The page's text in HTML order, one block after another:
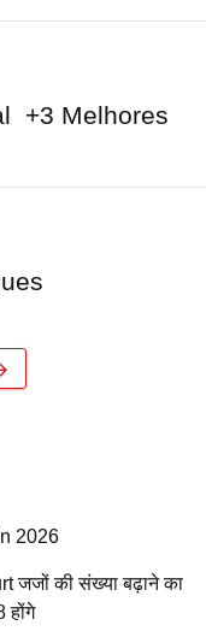
+3 Melhores
2026
जजों की संख्या बढ़ाने का
होंगे